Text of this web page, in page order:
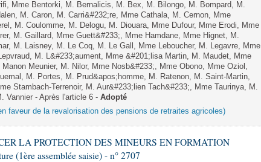
Mme Bentorki, M. Bernalicis, M. Bex, M. Bilongo, M. Bompard, M.
M. Caron, M. Carri&#232;re, Mme Cathala, M. Cernon, Mme
M. Coulomme, M. Delogu, M. Diouara, Mme Dufour, Mme Erodi, Mme
M. Gaillard, Mme Guett&#233;, Mme Hamdane, Mme Hignet, M.
M. Laisney, M. Le Coq, M. Le Gall, Mme Leboucher, M. Legavre, Mme
M. L&#233;aument, Mme &#201;lisa Martin, M. Maudet, Mme
Meunier, M. Nilor, Mme Nosb&#233;, Mme Obono, Mme Oziol,
M. Portes, M. Prud&apos;homme, M. Ratenon, M. Saint-Martin,
Stambach-Terrenoir, M. Aur&#233;lien Tach&#233;, Mme Taurinya, M.
Vannier - Après l'article 6 - Adopté
faveur de la revalorisation des pensions de retraites agricoles)
LA PROTECTION DES MINEURS EN FORMATION
(1ère assemblée saisie) - n° 2707